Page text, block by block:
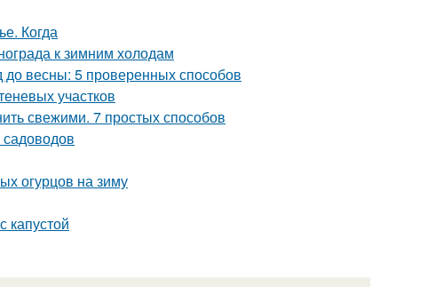
Когда
к зимним холодам
до весны: 5 проверенных способов
участков
свежими. 7 простых способов
огурцов на зиму
капустой